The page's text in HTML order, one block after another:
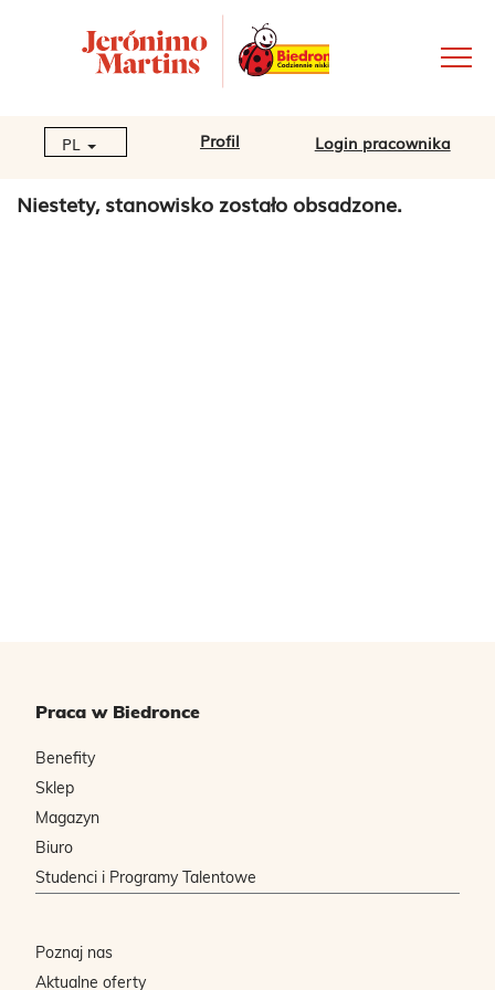
PL Profil Login pracownika
Niestety, stanowisko zostało obsadzone.
Praca w Biedronce
Benefity
Sklep
Magazyn
Biuro
Studenci i Programy Talentowe
Poznaj nas
Aktualne oferty